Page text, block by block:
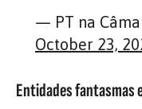
— PT na
October 23,
Entidades fantasmas